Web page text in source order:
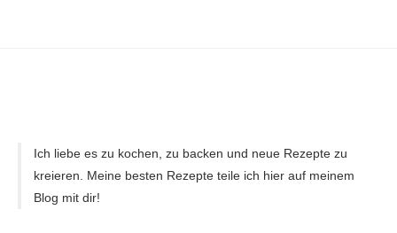
Ich liebe es zu kochen, zu backen und neue Rezepte zu
kreieren. Meine besten Rezepte teile ich hier auf meinem
Blog mit dir!